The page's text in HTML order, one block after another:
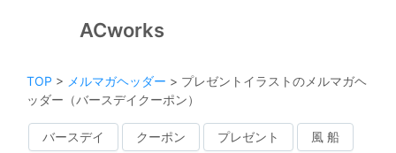
ACworks
TOP > メルマガヘッダー > プレゼントイラストのメルマガヘ
ッダー（バースデイクーポン）
バースデイ クーポン プレゼント 風 船